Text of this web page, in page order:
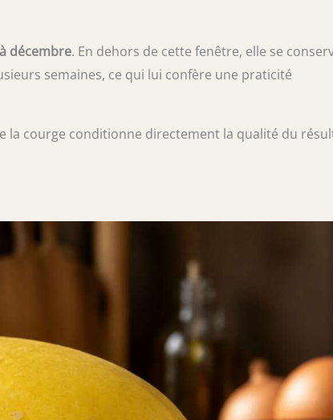
décembre. En dehors de cette fenêtre, elle se
semaines, ce qui lui confère une praticité
la courge conditionne directement la qualité du